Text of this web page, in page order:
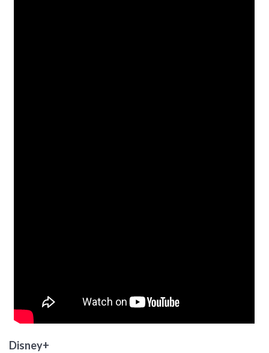
Disney+